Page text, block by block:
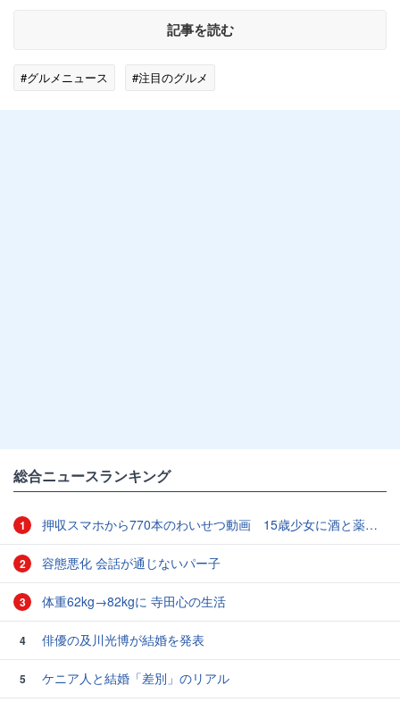
記事を読む
#グルメニュース #注目のグルメ
総合ニュースランキング
1 押収スマホから770本のわいせつ動画 15歳少女に酒と薬飲ませ性的暴行か 54歳男を再逮捕 「薬もありますよ」とSNSで誘い出し
2 容態悪化 会話が通じないパー子
3 体重62kg→82kgに 寺田心の生活
4 俳優の及川光博が結婚を発表
5 ケニア人と結婚「差別」のリアル